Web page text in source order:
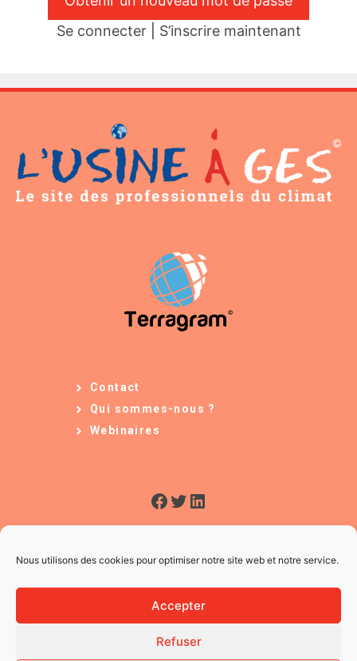
Nous utilisons des cookies pour optimiser notre site web et notre service.
Accepter
Refuser
Se connecter| S’inscrire maintenant
Contact
Qui sommes-nous ?
Webinaires
Facebook
Twitter
LinkedIn
© 2026 L'Usine à Ges